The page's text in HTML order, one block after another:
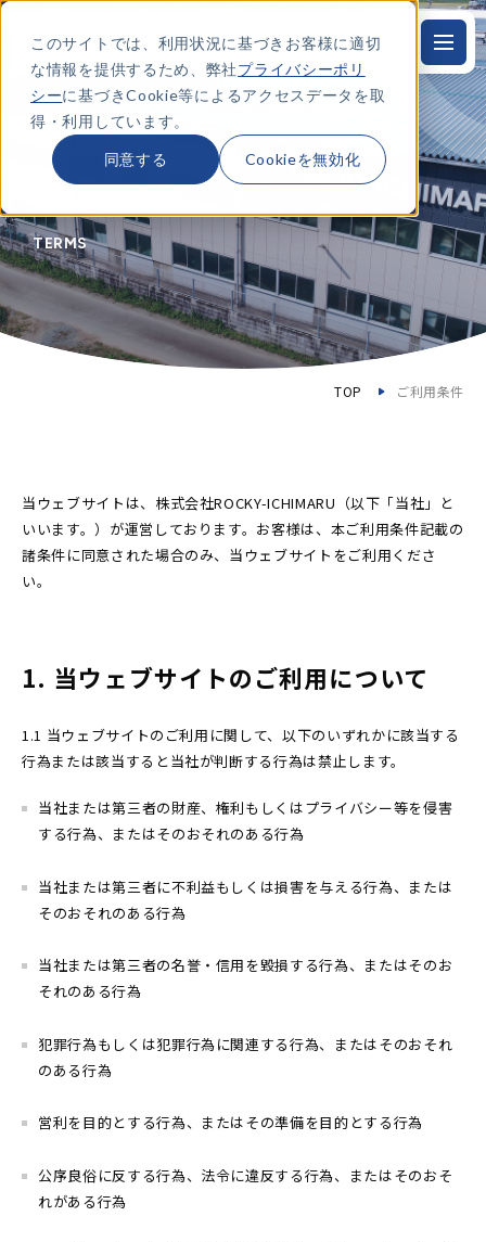
このサイトでは、利用状況に基づきお客様に適切
な情報を提供するため、弊社プライバシーポリ
シーに基づきCookie等によるアクセスデータを取
得・利用しています。
同意する Cookieを無効化
JP
ご利用条件
TERMS
TOP ご利用条件
当ウェブサイトは、株式会社ROCKY-ICHIMARU（以下「当社」と
いいます。）が運営しております。お客様は、本ご利用条件記載の
諸条件に同意された場合のみ、当ウェブサイトをご利用くださ
い。
1. 当ウェブサイトのご利用について
1.1 当ウェブサイトのご利用に関して、以下のいずれかに該当する
行為または該当すると当社が判断する行為は禁止します。
当社または第三者の財産、権利もしくはプライバシー等を侵害
する行為、またはそのおそれのある行為
当社または第三者に不利益もしくは損害を与える行為、または
そのおそれのある行為
当社または第三者の名誉・信用を毀損する行為、またはそのお
それのある行為
犯罪行為もしくは犯罪行為に関連する行為、またはそのおそれ
のある行為
営利を目的とする行為、またはその準備を目的とする行為
公序良俗に反する行為、法令に違反する行為、またはそのおそ
れがある行為